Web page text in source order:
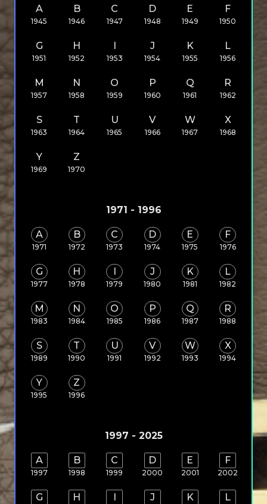
A
1945
B
1946
C
1947
D
1948
E
1949
F
1950
G
1951
H
1952 1953
J
1954
K
1955
L
1956
M
1957
N
1958
O
1959
P
1960
Q
1961
R
1962
S
1963
T
1964
U
1965
V
1966
W
1967
X
1968
Y
1969
Z
1970
1971 - 1996
A
1971
B
1972
C
1973
D
1974
E
1975
F
1976
G
1977
H
1978 1979
J
1980
K
1981
L
1982
M
1983
N
1984
O
1985
P
1986
Q
1987
R
1988
S
1989
T
1990
U
1991
V
1992
W
1993
X
1994
Y
1995
Z
1996
1997 - 2025
A
1997
B
1998
C
1999
D
2000
E
2001
F
2002
G H J K L